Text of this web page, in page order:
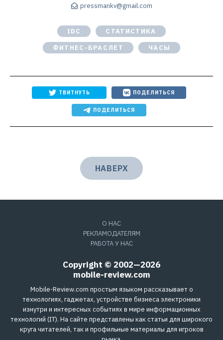
pressmankv@gmail.com
IDC
СТАТИСТИКА
ФИТНЕС-БРАСЛЕТ
ЧАСЫ
ТВИТНУТЬ ПОДЕЛИТЬСЯ
ПОДЕЛИТЬСЯ
НАВЕРХ
О НАС
РЕКЛАМОДАТЕЛЯМ
РАБОТА У НАС
Copyright © 2002—2026
mobile-review.com
Mobile-Review.com простым языком рассказывает о
технологиях, гаджетах, устройстве бизнеса электроники
изнутри и интересных событиях в мире информационных
технологий (IT). На сайте представлены как статьи для широкого
круга читателей, так и профильные материалы для игроков